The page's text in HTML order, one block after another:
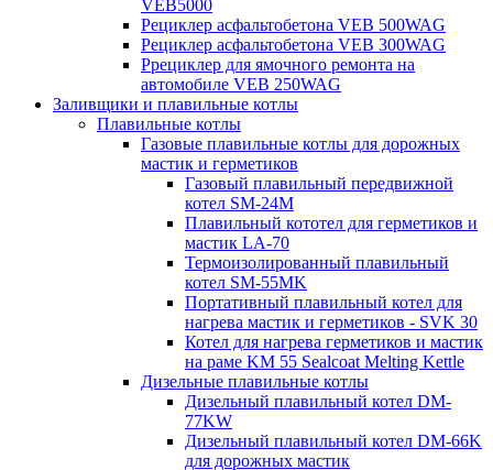
VEB5000
Рециклер асфальтобетона VEB 500WAG
Рециклер асфальтобетона VEB 300WAG
Ррециклер для ямочного ремонта на
автомобиле VEB 250WAG
Заливщики и плавильные котлы
Плавильные котлы
Газовые плавильные котлы для дорожных
мастик и герметиков
Газовый плавильный передвижной
котел SM-24M
Плавильный кототел для герметиков и
мастик LA-70
Термоизолированный плавильный
котел SM-55MK
Портативный плавильный котел для
нагрева мастик и герметиков - SVK 30
Котел для нагрева герметиков и мастик
на раме KM 55 Sealcoat Melting Kettle
Дизельные плавильные котлы
Дизельный плавильный котел DM-
77KW
Дизельный плавильный котел DM-66K
для дорожных мастик